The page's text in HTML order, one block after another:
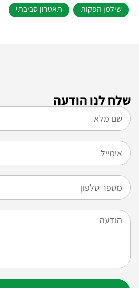
שילמן הפקות
תאטרון סביבתי
שלח לנו הודעה